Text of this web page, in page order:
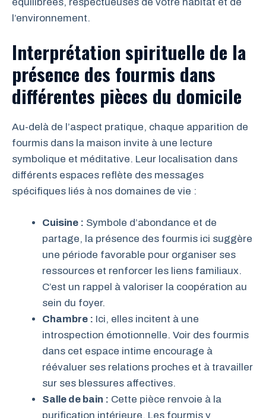
l’environnement.
Interprétation spirituelle de la
présence des fourmis dans
différentes pièces du domicile
Au-delà de l’aspect pratique, chaque apparition de
fourmis dans la maison invite à une lecture
symbolique et méditative. Leur localisation dans
différents espaces reflète des messages
spécifiques liés à nos domaines de vie :
Cuisine : Symbole d’abondance et de
partage, la présence des fourmis ici suggère
une période favorable pour organiser ses
ressources et renforcer les liens familiaux.
C’est un rappel à valoriser la coopération au
sein du foyer.
Chambre : Ici, elles incitent à une
introspection émotionnelle. Voir des fourmis
dans cet espace intime encourage à
réévaluer ses relations proches et à travailler
sur ses blessures affectives.
Salle de bain : Cette pièce renvoie à la
purification intérieure. Les fourmis y